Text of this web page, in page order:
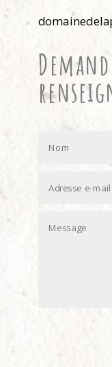
Alternative: